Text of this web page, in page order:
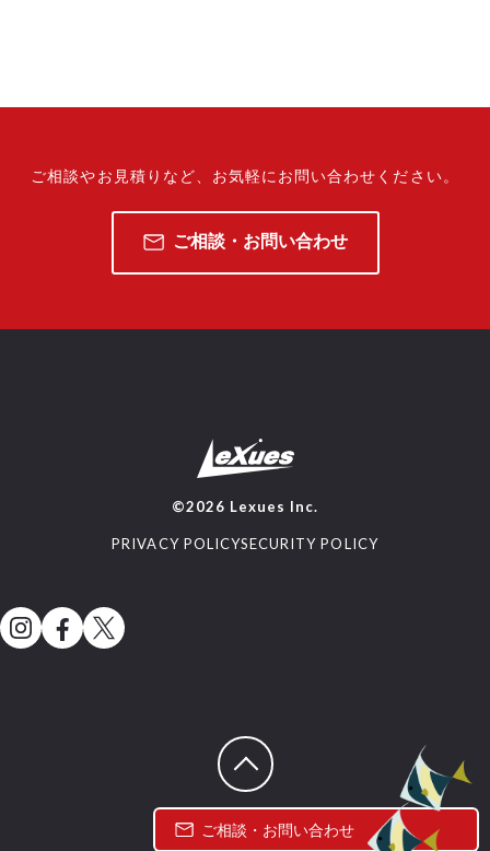
ご相談やお見積りなど、 お気軽にお問い合わせください。
ご相談・お問い合わせ
ご相談・お問い合わせ
©2026 Lexues Inc.
PRIVACY POLICYSECURITY POLICY
ページトップへ戻る